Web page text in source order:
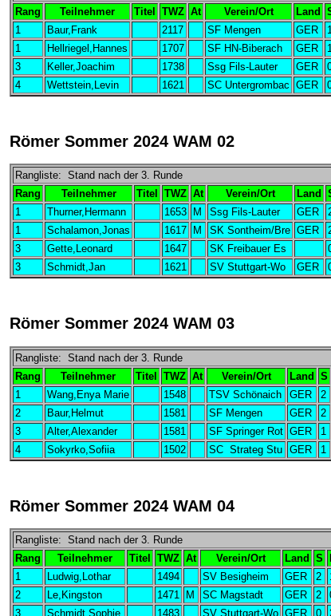
Rang
Teilnehmer Titel TWZ At Verein/Ort Land
1
Baur,Frank 2117 SF Mengen GER 1
1
Hellriegel,Hannes 1707 SF HN-Biberach GER 1
3
Keller,Joachim 1738 Ssg Fils-Lauter GER
4
Wettstein,Levin 1621 SC Untergrombac GER
Römer Sommer 2024 WAM 02
Rangliste: Stand nach der 3. Runde
Rang
Teilnehmer Titel TWZ At Verein/Ort Land
1
Thurner,Hermann 1653 M Ssg Fils-Lauter GER
1
Schalamon,Jonas 1617 M SK Sontheim/Bre GER
3
Gette,Leonard 1647 SK Freibauer Es
3
Schmidt,Jan 1621 SV Stuttgart-Wo GER
Römer Sommer 2024 WAM 03
Rangliste: Stand nach der 3. Runde
Rang
Teilnehmer Titel TWZ At Verein/Ort Land S
1
Wang,Enya Marie 1548 TSV Schönaich GER 2
2
Baur,Helmut 1581 SF Mengen GER 2
3
Alter,Alexander 1581 SF Springer Rot GER 1
4
Sokyrko,Sofiia 1502 SC Strateg Stu GER 1
Römer Sommer 2024 WAM 04
Rangliste: Stand nach der 3. Runde
Rang
Teilnehmer Titel TWZ At Verein/Ort Land S
1
Ludwig,Lothar 1494 SV Besigheim GER 2
2
Le,Kingston 1471 M SC Magstadt GER 2
3
Schmidt,Sophie 1483 SV Stuttgart-Wo GER 0